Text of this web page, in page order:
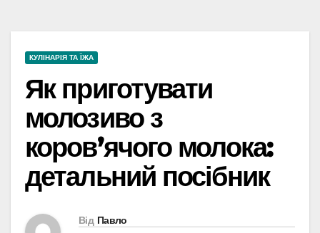
КУЛІНАРІЯ ТА ЇЖА
Як приготувати
молозиво з
коров’ячого молока:
детальний посібник
Від Павло